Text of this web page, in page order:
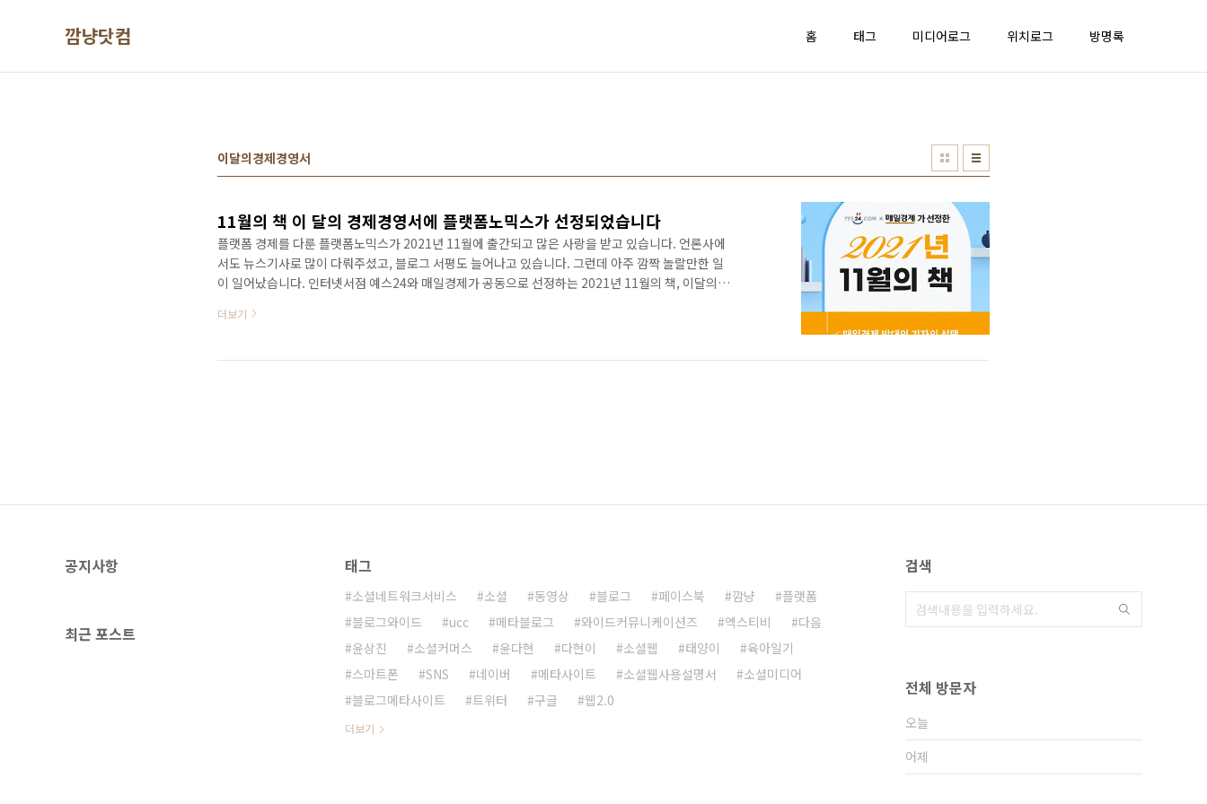
깜냥닷컴 홈 태그 미디어로그 위치로그 방명록
이달의경제경영서
11월의 책 이 달의 경제경영서에 플랫폼노믹스가 선정되었습니다
플랫폼 경제를 다룬 플랫폼노믹스가 2021년 11월에 출간되고 많은 사랑을 받고 있습니다. 언론사에
서도 뉴스기사로 많이 다뤄주셨고, 블로그 서평도 늘어나고 있습니다. 그런데 아주 깜짝 놀랄만한 일
이 일어났습니다. 인터넷서점 예스24와 매일경제가 공동으로 선정하는 2021년 11월의 책, 이달의
경제경영서로 뽑혔습니다. 예스24X매일경제가 선정한 2021년 11월의 책, 이달의 경제경영서 입니
서도 11월의 책으로 소개되어 있고요, 매일경제 지면 북섹션 탑으로 가 소개되었습니다. 북섹션에서
더보기
공지사항
최근 포스트
태그
소셜네트워크서비스 소셜 동영상 블로그 페이스북 깜냥
플랫폼
블로그와이드
ucc 메타블로그 와이드커뮤니케이션즈 엑스티비
다음
윤상진
소셜커머스 윤다현 다현이 소셜웹 태양이
육아일기
스마트폰
SNS 네이버 메타사이트 소셜웹사용설명서
소셜미디어
블로그메타사이트
트위터 구글 웹2.0
더보기
검색
전체 방문자
오늘
어제